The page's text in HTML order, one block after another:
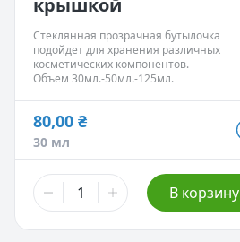
крышкой
Стеклянная прозрачная бутылочка
подойдет для хранения различных
косметических компонентов.
Объем 30мл.-50мл.-125мл.
80,00 ₴
30 мл
80,00 ₴
30 мл
87,00 ₴
60 мл В корзину